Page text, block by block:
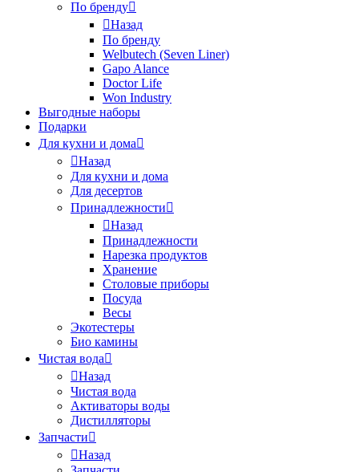
По бренду
Назад
По бренду
Welbutech (Seven Liner)
Gapo Alance
Doctor Life
Won Industry
Выгодные наборы
Подарки
Для кухни и дома
Назад
Для кухни и дома
Для десертов
Принадлежности
Назад
Принадлежности
Нарезка продуктов
Хранение
Столовые приборы
Посуда
Весы
Экотестеры
Био камины
Чистая вода
Назад
Чистая вода
Активаторы воды
Дистилляторы
Запчасти
Назад